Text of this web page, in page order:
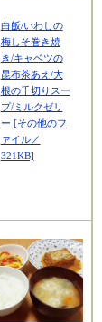
白飯/いわしの
梅しそ巻き焼
き/キャベツの
昆布茶あえ/大
根の千切りスー
プ/ミルクゼリ
ー [その他のフ
ァイル／
321KB]